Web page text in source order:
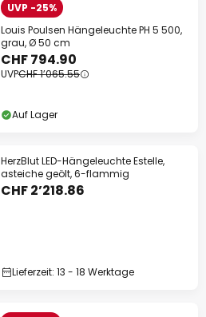
UVP -25%
Louis Poulsen Hängeleuchte PH 5 500,
grau, Ø 50 cm
CHF 794.90
UVPCHF 1’065.55
Auf Lager
HerzBlut LED-Hängeleuchte Estelle,
asteiche geölt, 6-flammig
CHF 2’218.86
Lieferzeit: 13 - 18 Werktage